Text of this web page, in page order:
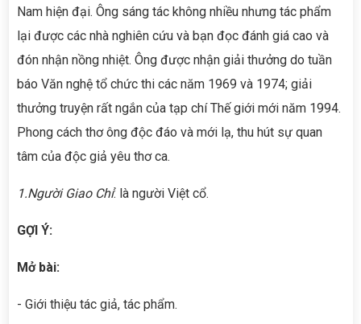
Nam hiện đại. Ông sáng tác không nhiều nhưng tác phẩm
lại được các nhà nghiên cứu và bạn đọc đánh giá cao và
đón nhận nồng nhiệt. Ông được nhận giải thưởng do tuần
báo Văn nghệ tổ chức thi các năm 1969 và 1974; giải
thưởng truyện rất ngắn của tạp chí Thế giới mới năm 1994.
Phong cách thơ ông độc đáo và mới lạ, thu hút sự quan
tâm của độc giả yêu thơ ca.
1.Người Giao Chỉ: là người Việt cổ.
GỢI Ý:
Mở bài:
- Giới thiệu tác giả, tác phẩm.